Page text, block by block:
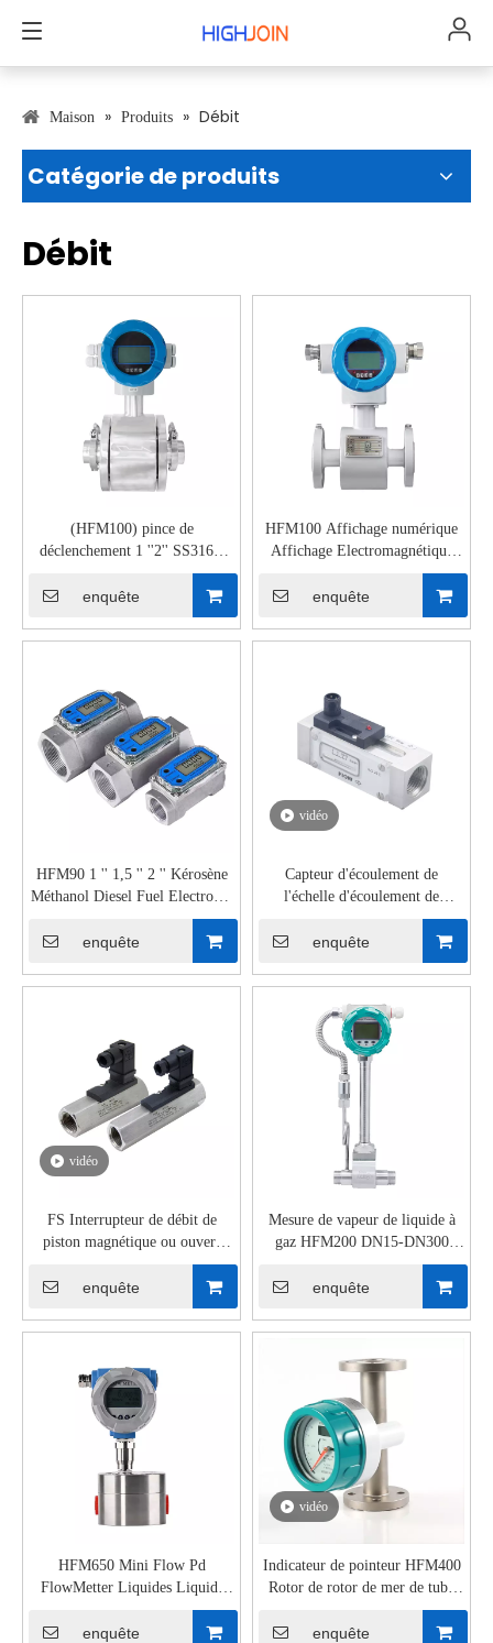
Maison » Produits » Débit
Catégorie de produits
Débit
(HFM100) pince de
déclenchement 1 ''2'' SS316L
électromagnétique
enquête
HFM100 Affichage numérique
Affichage Electromagnétique
enquête
HFM90 1 '' 1,5 '' 2 '' Kérosène
Méthanol Diesel Fuel Electronic
Digital Turbine Flowmètre
enquête
vidéo
Capteur d'écoulement de
l'échelle d'écoulement de
l'échelle de flux de pointeur
FS20D Capteur d'écoulement
enquête
vidéo
FS Interrupteur de débit de
piston magnétique ou ouvert
enquête
Mesure de vapeur de liquide à
gaz HFM200 DN15-DN300
Vortex à la bride Vortex
enquête
HFM650 Mini Flow Pd
FlowMetter Liquides Liquids
enquête
vidéo
Indicateur de pointeur HFM400
Rotor de rotor de mer de tube
enquête